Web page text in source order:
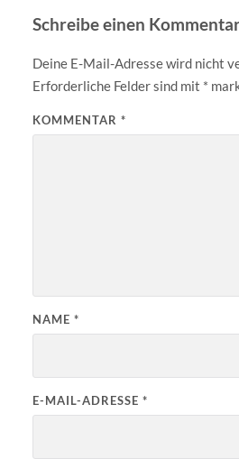
Schreibe einen
Deine E-Mail-Adresse wird nicht
Erforderliche Felder sind mit *
KOMMENTAR *
NAME *
E-MAIL-ADRESSE *